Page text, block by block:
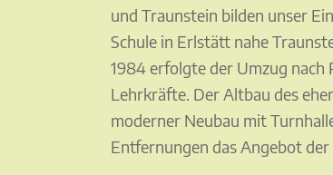
und Traunstein bilden unser
Schule in Erlstätt nahe
1984 erfolgte der Umzug nach
Lehrkräfte. Der Altbau des
moderner Neubau mit
Entfernungen das Angebot